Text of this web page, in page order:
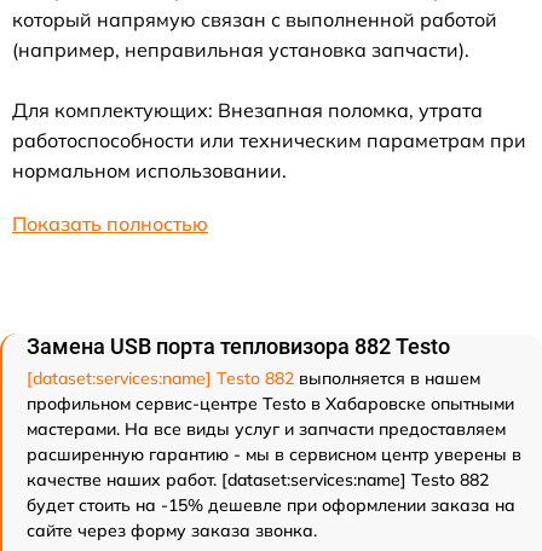
который напрямую связан с выполненной работой
(например, неправильная установка запчасти).
Для комплектующих: Внезапная поломка, утрата
работоспособности или техническим параметрам при
нормальном использовании.
Показать полностью
Замена USB порта тепловизора 882 Testo
[dataset:services:name] Testo 882 выполняется в нашем
профильном сервис-центре Testo в Хабаровске опытными
мастерами. На все виды услуг и запчасти предоставляем
расширенную гарантию - мы в сервисном центр уверены в
качестве наших работ. [dataset:services:name] Testo 882
будет стоить на -15% дешевле при оформлении заказа на
сайте через форму заказа звонка.